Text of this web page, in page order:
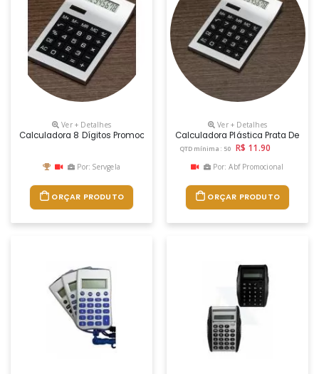
Ver + Detalhes
Calculadora 8 Dígitos Promocional
Por: Servgela
ORÇAR PRODUTO
Ver + Detalhes
Calculadora Plástica Prata De 8
QTD mínima: 50 R$ 11.90
Por: Abf Promocional
ORÇAR PRODUTO